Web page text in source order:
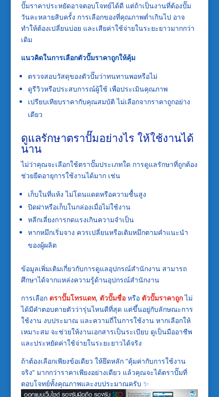
ปั๊มราคาประหยัดอาจตอบโจทย์ได้ดี แต่ถ้าเป็นงานที่ต้องปั๊ม
วันละหลายสิบครั้ง การเลือกของที่คุณภาพต่ำเกินไป อาจ
ทำให้ต้องเปลี่ยนบ่อย และเสียค่าใช้จ่ายในระยะยาวมากกว่า
เดิม
แนวคิดในการเลือกตัวปั๊มราคาถูกให้คุ้ม
ตรวจสอบวัสดุของตัวปั๊มว่าทนทานพอหรือไม่
ดูรีวิวหรือประสบการณ์ผู้ใช้ เพื่อประเมินคุณภาพ
เปรียบเทียบราคากับคุณสมบัติ ไม่เลือกจากราคาถูกอย่าง
เดียว
ดูแลรักษาตราปั๊มอย่างไร ให้ใช้งานได้
นาน
ไม่ว่าคุณจะเลือกใช้ตราปั๊มประเภทใด การดูแลรักษาที่ถูกต้อง
ช่วยยืดอายุการใช้งานได้มาก เช่น
เก็บในที่แห้ง ไม่โดนแดดหรือความชื้นสูง
ปิดฝาหรือเก็บในกล่องเมื่อไม่ใช้งาน
หลีกเลี่ยงการกดแรงเกินความจำเป็น
หากหมึกเริ่มจาง ควรเปลี่ยนหรือเติมหมึกตามคำแนะนำ
ของผู้ผลิต
ข้อมูลเพิ่มเติมเกี่ยวกับการดูแลอุปกรณ์สำนักงาน สามารถ
ศึกษาได้จากแหล่งความรู้ด้านอุปกรณ์สำนักงาน
การเลือก ตราปั๊มโทรแดท, ตัวปั๊มชื่อ หรือ ตัวปั๊มราคาถูกไม่
ได้มีคำตอบตายตัวว่ารุ่นไหนดีที่สุด แต่ขึ้นอยู่กับลักษณะการ
ใช้งาน งบประมาณ และความถี่ในการใช้งาน หากเลือกให้
เหมาะสม จะช่วยให้งานเอกสารเป็นระเบียบ ดูเป็นมืออาชีพ
และประหยัดค่าใช้จ่ายในระยะยาวได้จริง
ถ้าต้องเลือกเพียงข้อเดียว ให้ยึดหลัก “คุ้มค่ากับการใช้งาน
จริง” มากกว่าราคาเพียงอย่างเดียว แล้วคุณจะได้ตราปั๊มที่
ตอบโจทย์ทั้งคุณภาพและงบประมาณครับ ✨